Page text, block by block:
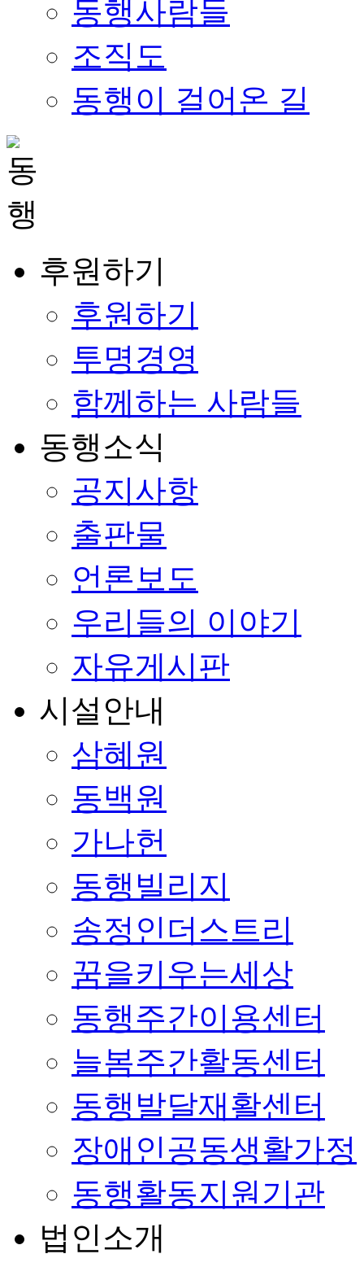
동행사람들
조직도
동행이 걸어온 길
후원하기
후원하기
투명경영
함께하는 사람들
동행소식
공지사항
출판물
언론보도
우리들의 이야기
자유게시판
시설안내
삼혜원
동백원
가나헌
동행빌리지
송정인더스트리
꿈을키우는세상
동행주간이용센터
늘봄주간활동센터
동행발달재활센터
장애인공동생활가정
동행활동지원기관
법인소개